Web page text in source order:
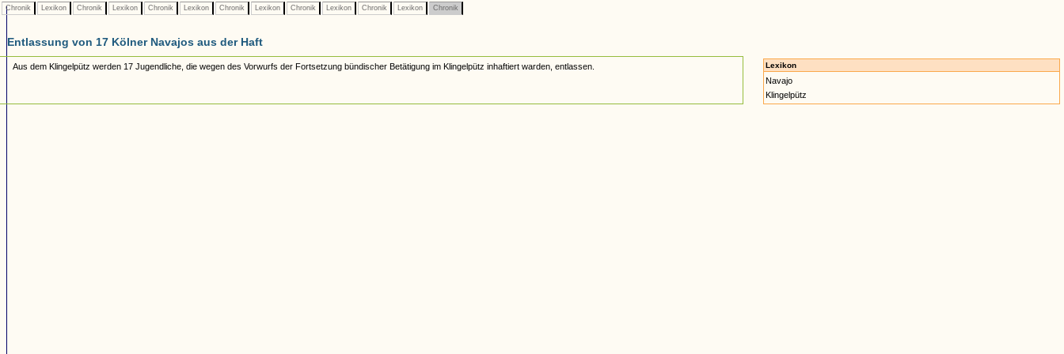
Chronik Lexikon Chronik Lexikon Chronik Lexikon Chronik Lexikon Chronik Lexikon Chronik Lexikon Chronik
Entlassung von 17 Kölner Navajos aus der Haft
Aus dem Klingelpütz werden 17 Jugendliche, die wegen des Vorwurfs der Fortsetzung bündischer Betätigung im Klingelpütz inhaftiert warden, entlassen. Lexikon
Navajo
Klingelpütz